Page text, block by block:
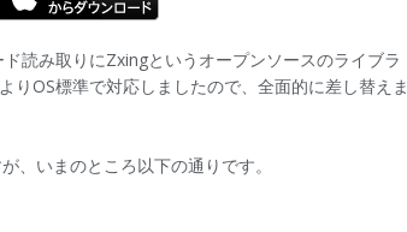
読み取りにZxingというオープンソースのライブラ
りOS標準で対応しましたので、全面的に差し替えま
、いまのところ以下の通りです。